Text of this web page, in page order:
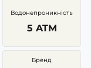
Водонепроникність
5 ATM
Бренд